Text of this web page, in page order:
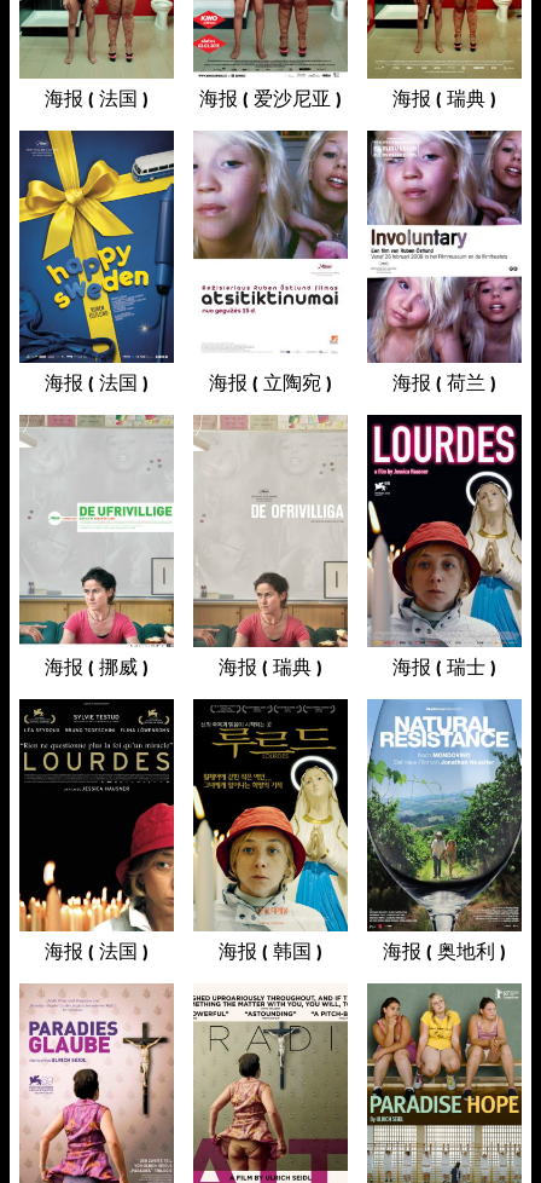
海报 ( 法国 ) 海报 ( 爱沙尼亚 ) 海报 ( 瑞典 )
海报 ( 法国 ) 海报 ( 立陶宛 ) 海报 ( 荷兰 )
海报 ( 挪威 ) 海报 ( 瑞典 ) 海报 ( 瑞士 )
海报 ( 法国 ) 海报 ( 韩国 ) 海报 ( 奥地利 )